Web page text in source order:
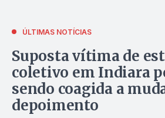
ÚLTIMAS NOTÍCIAS
Suposta vítima de
coletivo em Indiara
sendo coagida a
depoimento